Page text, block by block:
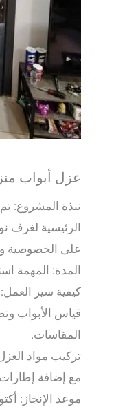
عزل أبواب
نبذة المشروع:
الرئيسية لغرف
على الخصوصية
المدة: المهمة
كيفية سير العمل:
قياس الأبواب
المقاسات.
تركيب مواد
مع إضافة
موعد الإنجاز: أكتوبر